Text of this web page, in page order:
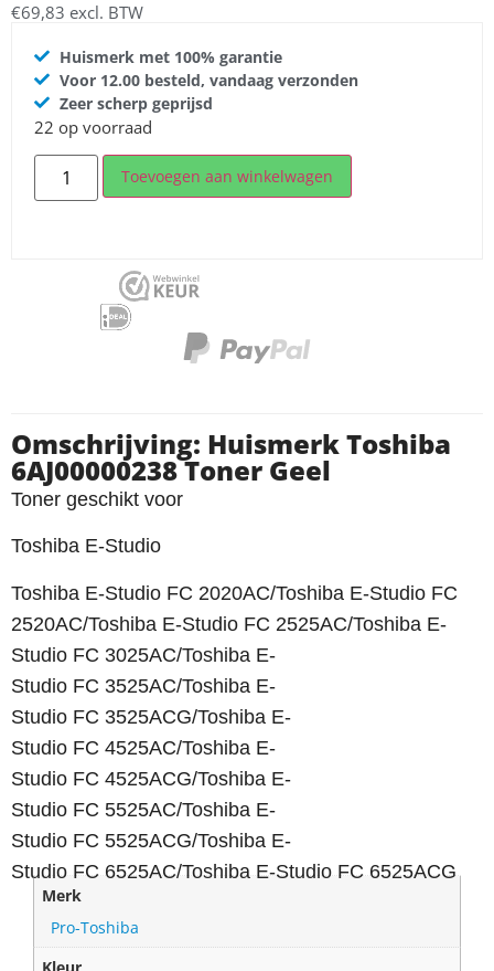
€69,83 excl. BTW
Huismerk met 100% garantie
Voor 12.00 besteld, vandaag verzonden
Zeer scherp geprijsd
22 op voorraad
Toevoegen aan winkelwagen
Omschrijving: Huismerk Toshiba
6AJ00000238 Toner Geel
Toner geschikt voor
Toshiba E-Studio
Toshiba E-Studio FC 2020AC/Toshiba E-Studio FC
2520AC/Toshiba E-Studio FC 2525AC/Toshiba E-
Studio FC 3025AC/Toshiba E-
Studio FC 3525AC/Toshiba E-
Studio FC 3525ACG/Toshiba E-
Studio FC 4525AC/Toshiba E-
Studio FC 4525ACG/Toshiba E-
Studio FC 5525AC/Toshiba E-
Studio FC 5525ACG/Toshiba E-
StudioFC 6525AC/Toshiba E-StudioFC 6525ACG
Merk
Pro-Toshiba